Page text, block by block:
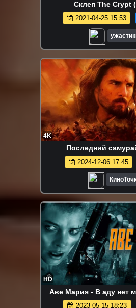
Склеп The
2021-04-25 15:53
4K
Последний
2024-12-06 17:45
HD
Аве Мария - В аду нет
2023-05-15 18:23